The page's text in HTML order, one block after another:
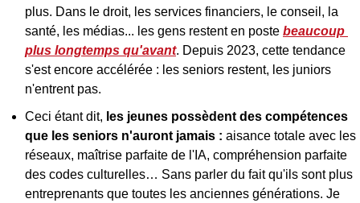
plus. Dans le droit, les services financiers, le conseil, la
santé, les médias... les gens restent en poste beaucoup
plus longtemps qu'avant. Depuis 2023, cette tendance
s'est encore accélérée : les seniors restent, les juniors
n'entrent pas.
Ceci étant dit, les jeunes possèdent des compétences
que les seniors n'auront jamais : aisance totale avec les
réseaux, maîtrise parfaite de l'IA, compréhension parfaite
des codes culturelles… Sans parler du fait qu'ils sont plus
entreprenants que toutes les anciennes générations. Je